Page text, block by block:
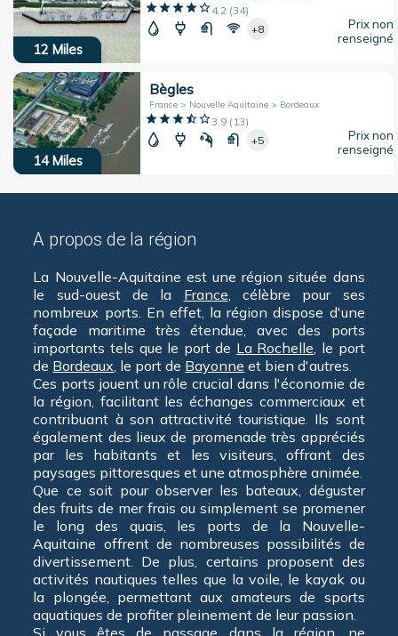
12 Miles
4.2(34)
+8
Prix non
renseigné
14 Miles
Bègles
France > Nouvelle Aquitaine > Bordeaux
3.9( 13)
+5
Prix non
renseigné
A propos de la région
La Nouvelle-Aquitaine est une région située dans
le sud-ouest de la France, célèbre pour ses
nombreux ports. En effet, la région dispose d'une
façade maritime très étendue, avec des ports
importants tels que le port de La Rochelle, le port
de Bordeaux, le port de Bayonne et bien d'autres.
Ces ports jouent un rôle crucial dans l'économie de
la région, facilitant les échanges commerciaux et
contribuant à son attractivité touristique. Ils sont
également des lieux de promenade très appréciés
par les habitants et les visiteurs, offrant des
paysages pittoresques et une atmosphère animée.
Que ce soit pour observer les bateaux, déguster
des fruits de mer frais ou simplement se promener
le long des quais, les ports de la Nouvelle-
Aquitaine offrent de nombreuses possibilités de
divertissement. De plus, certains proposent des
activités nautiques telles que la voile, le kayak ou
la plongée, permettant aux amateurs de sports
aquatiques de profiter pleinement de leur passion.
Si vous êtes de passage dans la région, ne